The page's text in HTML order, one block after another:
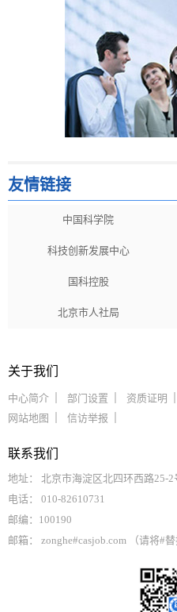
友情链接
中国科学院
科技创新发展中心
国科控股
北京市人社局
关于我们
中心简介 部门设置 资质证明
网站地图
信访举报
联系我们
地址： 北京市海淀区北四环西路25-2
电话： 010-82610731
邮编：100190
邮箱： zonghe#casjob.com （请将#替